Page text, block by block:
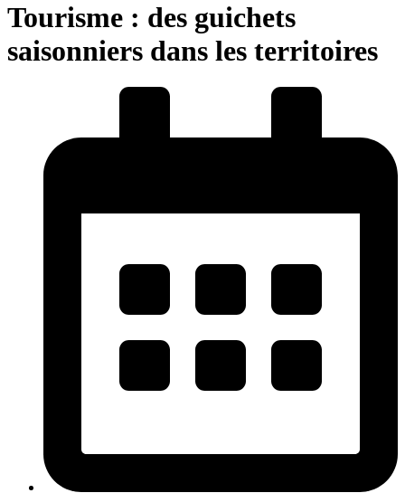
Tourisme : des guichets
saisonniers dans les territoires